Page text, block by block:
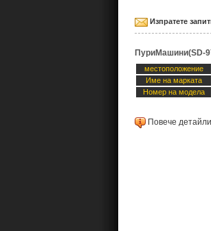
Изпратете
ПуриМашини(SD-
местоположение
Име на марката
Номер на модела
Повече